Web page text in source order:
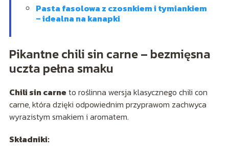
Pasta fasolowa z czosnkiem i tymiankiem
– idealna na kanapki
Pikantne chili sin carne – bezmięsna
uczta pełna smaku
Chili sin carne to roślinna wersja klasycznego chili con
carne, która dzięki odpowiednim przyprawom zachwyca
wyrazistym smakiem i aromatem.
Składniki: